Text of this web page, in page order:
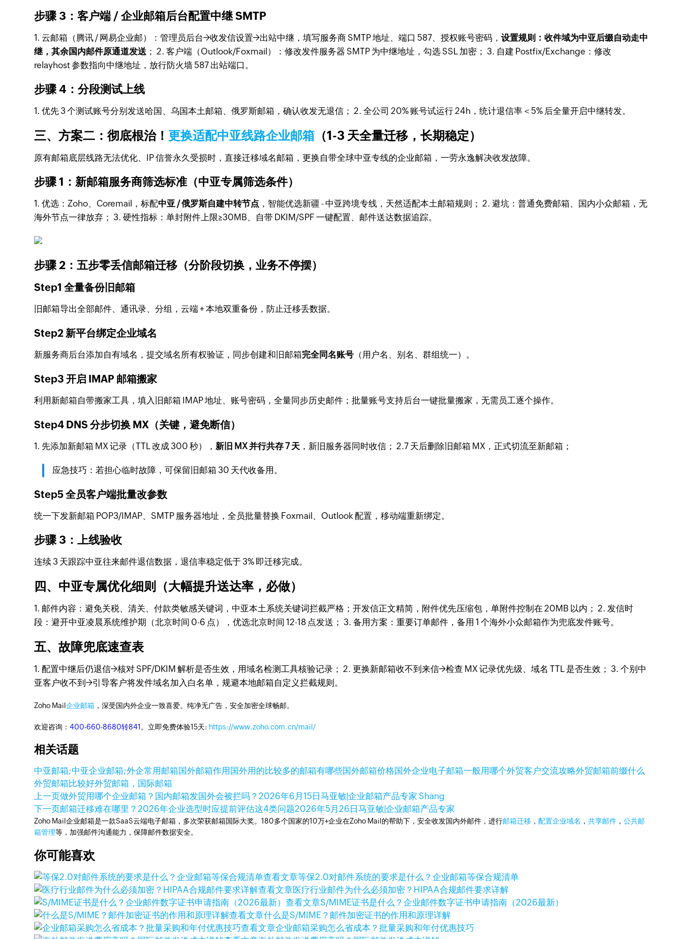
步骤 3：客户端 / 企业邮箱后台配置中继 SMTP
1. 云邮箱（腾讯 / 网易企业邮）：管理员后台→收发信设置→出站中继，填写服务商 SMTP 地址、端口 587、授权账号密码，设置规则：收件域为中亚后缀自动走中
继，其余国内邮件原通道发送 ； 2. 客户端（Outlook/Foxmail）：修改发件服务器 SMTP 为中继地址，勾选 SSL 加密； 3. 自建 Postfix/Exchange：修改
relayhost 参数指向中继地址，放行防火墙 587 出站端口。
步骤 4：分段测试上线
1. 优先 3 个测试账号分别发送哈国、乌国本土邮箱、俄罗斯邮箱，确认收发无退信； 2. 全公司 20% 账号试运行 24h，统计退信率＜5% 后全量开启中继转发。
三、方案二：彻底根治！ 更换适配中亚线路企业邮箱 （1-3 天全量迁移，长期稳定）
原有邮箱底层线路无法优化、IP 信誉永久受损时，直接迁移域名邮箱，更换自带全球中亚专线的企业邮箱，一劳永逸解决收发故障。
步骤 1：新邮箱服务商筛选标准（中亚专属筛选条件）
1. 优选：Zoho、Coremail，标配中亚 / 俄罗斯自建中转节点 ，智能优选新疆 - 中亚跨境专线，天然适配本土邮箱规则； 2. 避坑：普通免费邮箱、国内小众邮箱，无
海外节点一律放弃； 3. 硬性指标：单封附件上限≥30MB、自带 DKIM/SPF 一键配置、邮件送达数据追踪。
步骤 2：五步零丢信邮箱迁移（分阶段切换，业务不停摆）
Step1 全量备份旧邮箱
旧邮箱导出全部邮件、通讯录、分组，云端 + 本地双重备份，防止迁移丢数据。
Step2 新平台绑定企业域名
新服务商后台添加自有域名，提交域名所有权验证，同步创建和旧邮箱完全同名账号 （用户名、别名、群组统一）。
Step3 开启 IMAP 邮箱搬家
利用新邮箱自带搬家工具，填入旧邮箱 IMAP 地址、账号密码，全量同步历史邮件；批量账号支持后台一键批量搬家，无需员工逐个操作。
Step4 DNS 分步切换 MX（关键，避免断信）
1. 先添加新邮箱 MX 记录（TTL 改成 300 秒），新旧 MX 并行共存 7 天 ，新旧服务器同时收信； 2.7 天后删除旧邮箱 MX，正式切流至新邮箱；
应急技巧：若担心临时故障，可保留旧邮箱 30 天代收备用。
Step5 全员客户端批量改参数
统一下发新邮箱 POP3/IMAP、SMTP 服务器地址，全员批量替换 Foxmail、Outlook 配置，移动端重新绑定。
步骤 3：上线验收
连续 3 天跟踪中亚往来邮件退信数据，退信率稳定低于 3% 即迁移完成。
四、中亚专属优化细则（大幅提升送达率，必做）
1. 邮件内容：避免关税、清关、付款类敏感关键词，中亚本土系统关键词拦截严格；开发信正文精简，附件优先压缩包，单附件控制在 20MB 以内； 2. 发信时
段：避开中亚凌晨系统维护期（北京时间 0-6 点），优选北京时间 12-18 点发送； 3. 备用方案：重要订单邮件，备用 1 个海外小众邮箱作为兜底发件账号。
五、故障兜底速查表
1. 配置中继后仍退信→核对 SPF/DKIM 解析是否生效，用域名检测工具核验记录； 2. 更换新邮箱收不到来信→检查 MX 记录优先级、域名 TTL 是否生效； 3. 个别中
亚客户收不到→引导客户将发件域名加入白名单，规避本地邮箱自定义拦截规则。
Zoho Mail企业邮箱 ，深受国内外企业一致喜爱。纯净无广告，安全加密全球畅邮。
欢迎咨询：400-660-8680转841 。立即免费体验15天: https://www.zoho.com.cn/mail/
相关话题
中亚邮箱;中亚企业邮箱;外企常用邮箱国外邮箱作用 国外用的比较多的邮箱有哪些国外邮箱价格国外企业电子邮箱一般用哪个外贸客户交流攻略外贸邮箱前缀什么
外贸邮箱比较好外贸邮箱，国际邮箱
上一页做外贸用哪个企业邮箱？国内邮箱发国外会被拦吗？2026年6月15日马亚敏|企业邮箱产品专家 Shang
下一页邮箱迁移难在哪里？2026年企业选型时应提前评估这4类问题2026年5月26日马亚敏|企业邮箱产品专家
Zoho Mail企业邮箱是一款SaaS云端电子邮箱，多次荣获邮箱国际大奖。180多个国家的10万+企业在Zoho Mail的帮助下，安全收发国内外邮件，进行邮箱迁移 ，配置企业域名 ，共享邮件 ，公共邮
箱管理等，加强邮件沟通能力，保障邮件数据安全。
你可能喜欢
查看文章等保2.0对邮件系统的要求是什么？企业邮箱等保合规清单
查看文章医疗行业邮件为什么必须加密？HIPAA合规邮件要求详解
查看文章S/MIME证书是什么？企业邮件数字证书申请指南（2026最新）
查看文章什么是S/MIME？邮件加密证书的作用和原理详解
查看文章企业邮箱采购怎么省成本？批量采购和年付优惠技巧